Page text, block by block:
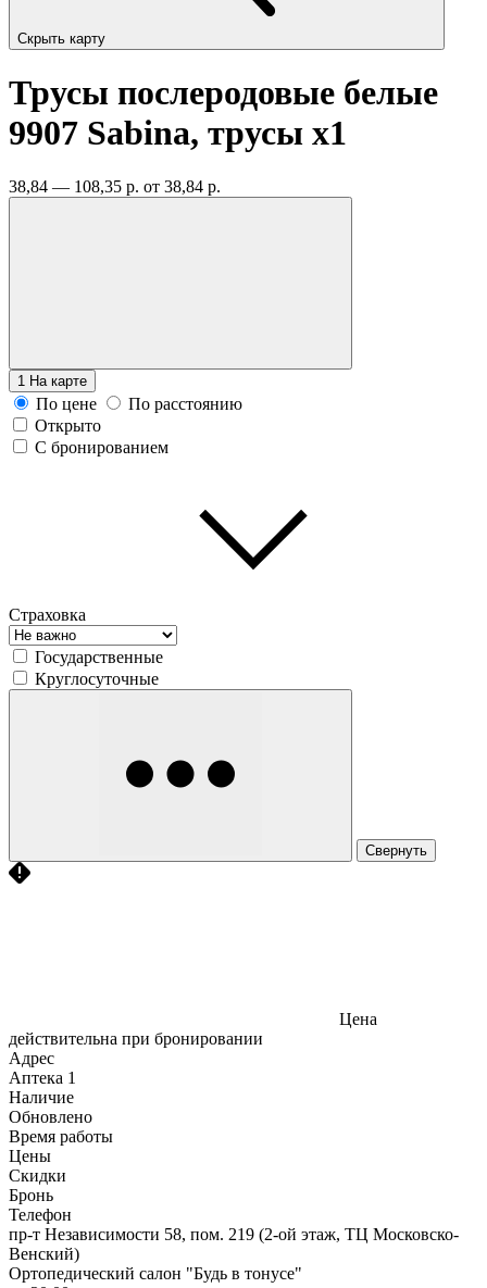
Скрыть карту
Трусы послеродовые белые
9907 Sabina, трусы x1
38,84 — 108,35 р. от 38,84 р.
1 На карте
По цене
По расстоянию
Открыто
С бронированием
Страховка
Государственные
Круглосуточные
Свернуть
Цена
действительна при бронировании
Адрес
Аптека 1
Наличие
Обновлено
Время работы
Цены
Скидки
Бронь
Телефон
пр-т Независимости 58, пом. 219 (2-ой этаж, ТЦ Московско-
Венский)
Ортопедический салон "Будь в тонусе"